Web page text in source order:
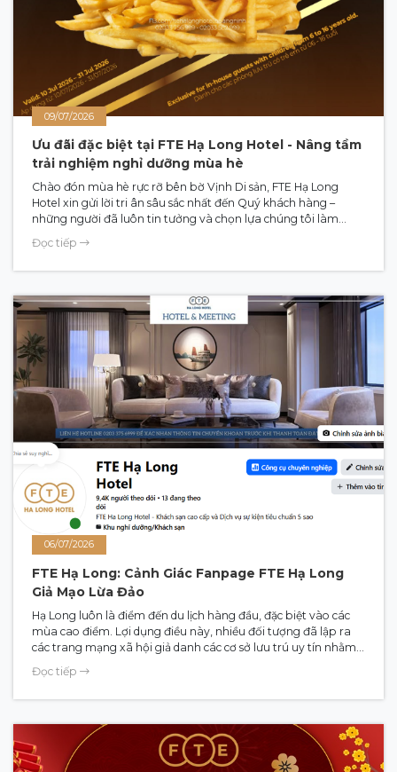
09/07/2026
Ưu đãi đặc biệt tại FTE Hạ Long Hotel - Nâng tầm
trải nghiệm nghỉ dưỡng mùa hè
Chào đón mùa hè rực rỡ bên bờ Vịnh Di sản, FTE Hạ Long
Hotel xin gửi lời tri ân sâu sắc nhất đến Quý khách hàng –
những người đã luôn tin tưởng và chọn lựa chúng tôi làm
chốn dừng chân cho những kỳ nghỉ gắn kết yêu thương.
(English in below)
Đọc tiếp
06/07/2026
FTE Hạ Long: Cảnh Giác Fanpage FTE Hạ Long
Giả Mạo Lừa Đảo
Hạ Long luôn là điểm đến du lịch hàng đầu, đặc biệt vào các
mùa cao điểm. Lợi dụng điều này, nhiều đối tượng đã lập ra
các trang mạng xã hội giả danh các cơ sở lưu trú uy tín nhằm
trường hợp FTE hạ Long giả mạo xuất hiện trên Facebook với
xác FTE Hạ Long chính chủ để có một kỳ nghỉ an toàn và trọn
vẹn.
Đọc tiếp